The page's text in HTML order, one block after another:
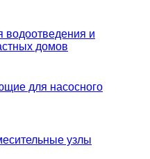
водоотведения и
домов
для насосного
узлы